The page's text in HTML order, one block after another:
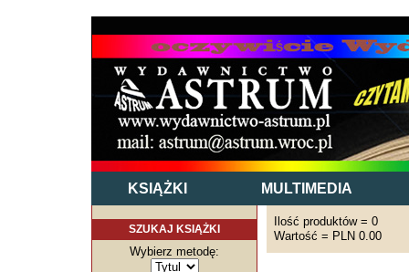
KSIĄŻKI MULTIMEDIA
SZUKAJ KSIĄŻKI
Wybierz metodę:
Ilość produktów = 0
Wartość = PLN 0.00